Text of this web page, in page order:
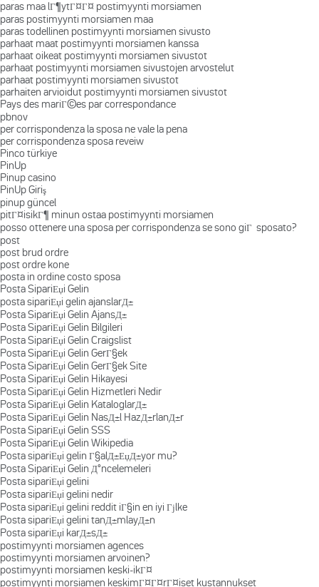
paras maa lГ¶ytГ¤Г¤ postimyynti morsiamen
paras postimyynti morsiamen maa
paras todellinen postimyynti morsiamen sivusto
parhaat maat postimyynti morsiamen kanssa
parhaat oikeat postimyynti morsiamen sivustot
parhaat postimyynti morsiamen sivustojen arvostelut
parhaat postimyynti morsiamen sivustot
parhaiten arvioidut postimyynti morsiamen sivustot
Pays des mariГ©es par correspondance
pbnov
per corrispondenza la sposa ne vale la pena
per corrispondenza sposa reveiw
Pinco türkiye
PinUp
Pinup casino
PinUp Giriş
pinup güncel
pitГ¤isikГ¶ minun ostaa postimyynti morsiamen
posso ottenere una sposa per corrispondenza se sono giГ sposato?
post
post brud ordre
post ordre kone
posta in ordine costo sposa
Posta SipariЕџi Gelin
posta sipariЕџi gelin ajanslarД±
Posta SipariЕџi Gelin AjansД±
Posta SipariЕџi Gelin Bilgileri
Posta SipariЕџi Gelin Craigslist
Posta SipariЕџi Gelin GerГ§ek
Posta SipariЕџi Gelin GerГ§ek Site
Posta SipariЕџi Gelin Hikayesi
Posta SipariЕџi Gelin Hizmetleri Nedir
Posta SipariЕџi Gelin KataloglarД±
Posta SipariЕџi Gelin NasД±l HazД±rlanД±r
Posta SipariЕџi Gelin SSS
Posta SipariЕџi Gelin Wikipedia
Posta sipariЕџi gelin Г§alД±ЕџД±yor mu?
Posta SipariЕџi Gelin Д°ncelemeleri
Posta sipariЕџi gelini
Posta sipariЕџi gelini nedir
Posta sipariЕџi gelini reddit iГ§in en iyi Гјlke
Posta sipariЕџi gelini tanД±mlayД±n
Posta sipariЕџi karД±sД±
postimyynti morsiamen agences
postimyynti morsiamen arvoinen?
postimyynti morsiamen keski-ikГ¤
postimyynti morsiamen keskimГ¤Г¤rГ¤iset kustannukset